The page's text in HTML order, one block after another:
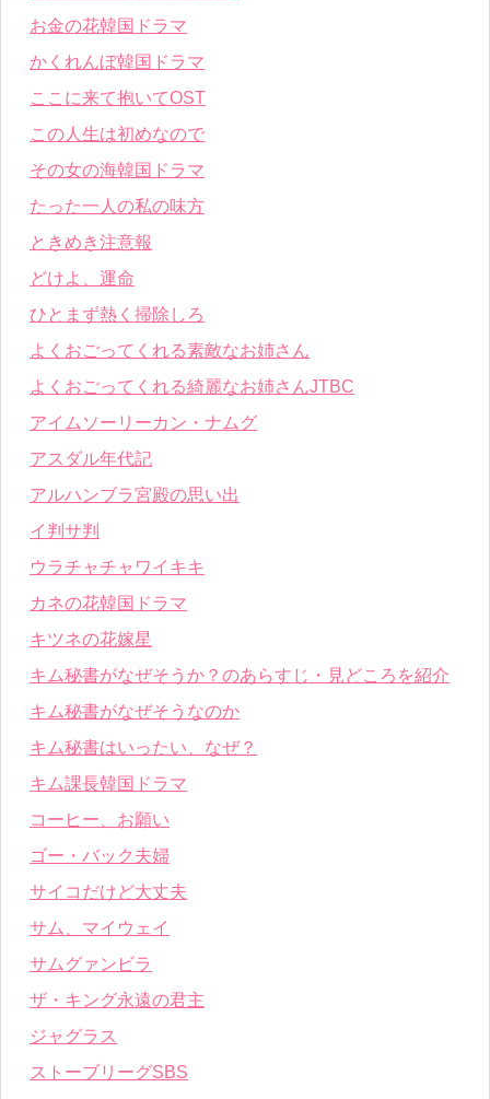
お金の花韓国ドラマ
かくれんぼ韓国ドラマ
ここに来て抱いてOST
この人生は初めなので
その女の海韓国ドラマ
たった一人の私の味方
ときめき注意報
どけよ、運命
ひとまず熱く掃除しろ
よくおごってくれる素敵なお姉さん
よくおごってくれる綺麗なお姉さんJTBC
アイムソーリーカン・ナムグ
アスダル年代記
アルハンブラ宮殿の思い出
イ判サ判
ウラチャチャワイキキ
カネの花韓国ドラマ
キツネの花嫁星
キム秘書がなぜそうか？のあらすじ・見どころを紹介
キム秘書がなぜそうなのか
キム秘書はいったい、なぜ？
キム課長韓国ドラマ
コーヒー、お願い
ゴー・バック夫婦
サイコだけど大丈夫
サム、マイウェイ
サムグァンビラ
ザ・キング永遠の君主
ジャグラス
ストーブリーグSBS